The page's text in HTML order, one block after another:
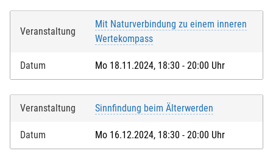
verfüge, dass vom entsprechenden Konto die
Teilnahmegebühr eingezogen wird.
IBAN*:
Veranstaltung
Mit Naturverbindung zu einem inneren
Wertekompass
Datum Mo 18.11.2024, 18:30 - 20:00 Uhr
Veranstaltung Sinnfindung beim Älterwerden
Datum Mo 16.12.2024, 18:30 - 20:00 Uhr